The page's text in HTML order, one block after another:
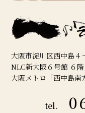
大阪市淀川区西中島４
NLC新大阪６号館 ６
大阪メトロ「西中島
tel.